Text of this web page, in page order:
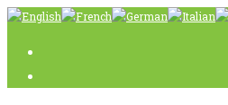
Skip